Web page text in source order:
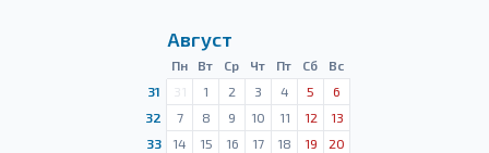
Август
Пн Вт Ср Чт Пт Сб
Вс
31
31 1 2 3 4 5
6
32
7 8 9 10 11 12
13
33
14 15 16 17 18 19
20